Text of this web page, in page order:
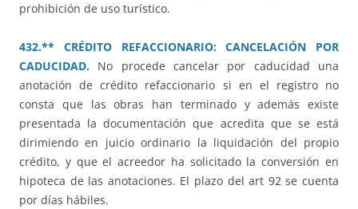
prohibición de uso turístico.
432.** CRÉDITO REFACCIONARIO: CANCELACIÓN POR
CADUCIDAD. No procede cancelar por caducidad una
anotación de crédito refaccionario si en el registro no
consta que las obras han terminado y además existe
presentada la documentación que acredita que se está
dirimiendo en juicio ordinario la liquidación del propio
crédito, y que el acreedor ha solicitado la conversión en
hipoteca de las anotaciones. El plazo del art 92 se cuenta
por días hábiles.